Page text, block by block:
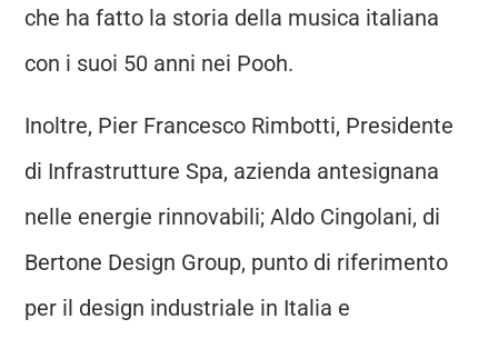
che ha fatto la storia della musica italiana
con i suoi 50 anni nei Pooh.
Inoltre, Pier Francesco Rimbotti, Presidente
di Infrastrutture Spa, azienda antesignana
nelle energie rinnovabili; Aldo Cingolani, di
Bertone Design Group, punto di riferimento
per il design industriale in Italia e